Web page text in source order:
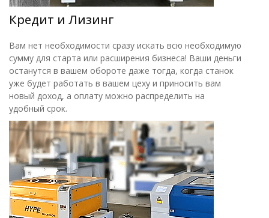
Кредит и Лизинг
Вам нет необходимости сразу искать всю необходимую
сумму для старта или расширения бизнеса! Ваши деньги
останутся в вашем обороте даже тогда, когда станок
уже будет работать в вашем цеху и приносить вам
новый доход, а оплату можно распределить на
удобный срок.